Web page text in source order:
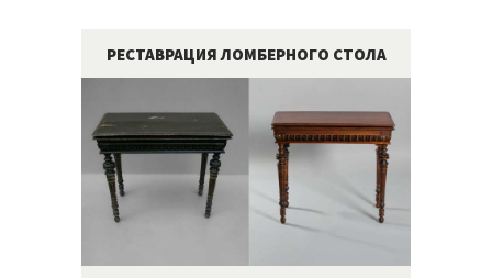
Viber
РЕСТАВРАЦИЯ ЛОМБЕРНОГО СТОЛА